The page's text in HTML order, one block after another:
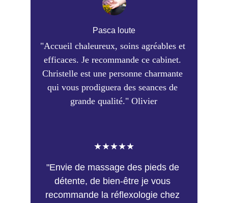
Pasca loute
"Accueil chaleureux, soins agréables et
efficaces. Je recommande ce cabinet.
Christelle est une personne charmante
qui vous prodiguera des seances de
grande qualité." Olivier
"Envie de massage des pieds de
détente, de bien-être je vous
recommande la réflexologie chez
★★★★★